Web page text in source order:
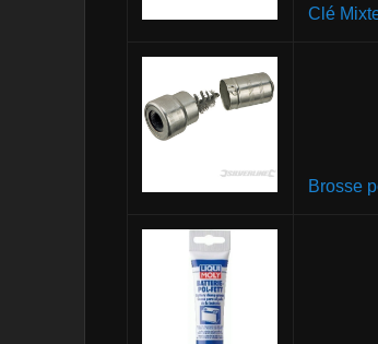
Clé
Brosse